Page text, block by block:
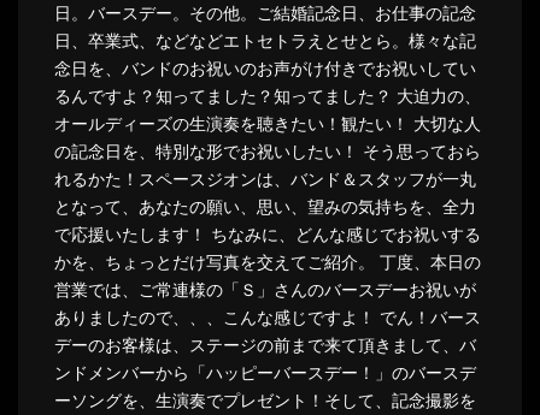
日。バースデー。その他。ご結婚記念日、お仕事の記念
日、卒業式、などなどエトセトラえとせとら。様々な記
念日を、バンドのお祝いのお声がけ付きでお祝いしてい
るんですよ？知ってました？知ってました？ 大迫力の、
オールディーズの生演奏を聴きたい！観たい！ 大切な人
の記念日を、特別な形でお祝いしたい！ そう思っておら
れるかた！スペースジオンは、バンド＆スタッフが一丸
となって、あなたの願い、思い、望みの気持ちを、全力
で応援いたします！ ちなみに、どんな感じでお祝いする
かを、ちょっとだけ写真を交えてご紹介。 丁度、本日の
営業では、ご常連様の「Ｓ」さんのバースデーお祝いが
ありましたので、、、こんな感じですよ！ でん！バース
デーのお客様は、ステージの前まで来て頂きまして、バ
ンドメンバーから「ハッピーバースデー！」のバースデ
ーソングを、生演奏でプレゼント！そして、記念撮影を